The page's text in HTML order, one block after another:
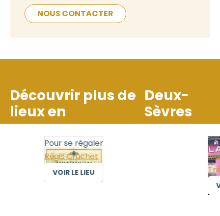
NOUS CONTACTER
Découvrir plus de
lieux en
Deux-
Sèvres
Pour se régaler
Régis Cruchet
VOIR LE LIEU